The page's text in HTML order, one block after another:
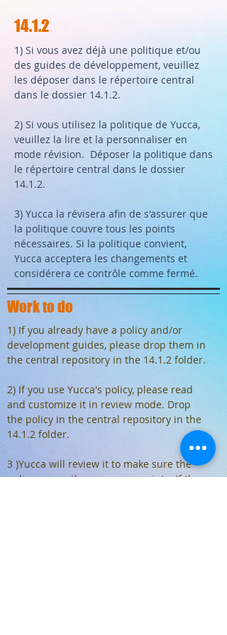
14.1.2
1) Si vous avez déjà une politique et/ou
des guides de développement, veuillez
les déposer dans le répertoire central
dans le dossier 14.1.2.
2) Si vous utilisez la politique de Yucca,
veuillez la lire et la personnaliser en
mode révision. Déposer la politique dans
le répertoire central dans le dossier
14.1.2.
3) Yucca la révisera afin de s'assurer que
la politique couvre tous les points
nécessaires. Si la politique convient,
Yucca acceptera les changements et
considérera ce contrôle comme fermé.
Work to do
1) If you already have a policy and/or
development guides, please drop them in
the central repository in the 14.1.2 folder.
2) If you use Yucca's policy, please read
and customize it in review mode. Drop
the policy in the central repository in the
14.1.2 folder.
3 )Yucca will review it to make sure the
policy covers the necessary points. If the